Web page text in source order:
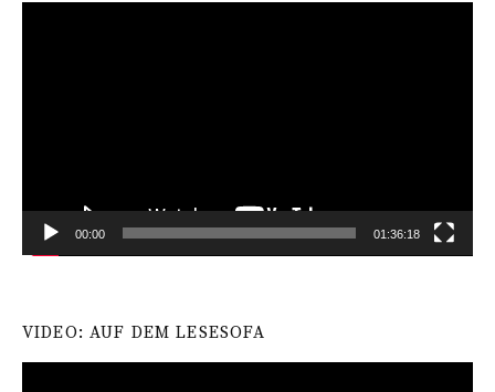
00:00 01:36:18
VIDEO: AUF DEM LESESOFA